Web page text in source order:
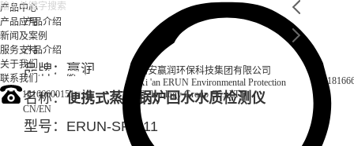
西安赢润环保科技集团有限公司
Xi 'an ERUN Environmental Protection
Technology Group Co., LTD
产品中心
产品应用
新闻及案例
服务支持
关于我们
联系我们
18166600151
CN/EN
产品介绍
产品介绍
品牌：赢润
名称：便携式蒸汽锅炉回水水质检测仪
型号：ERUN-SP7-11